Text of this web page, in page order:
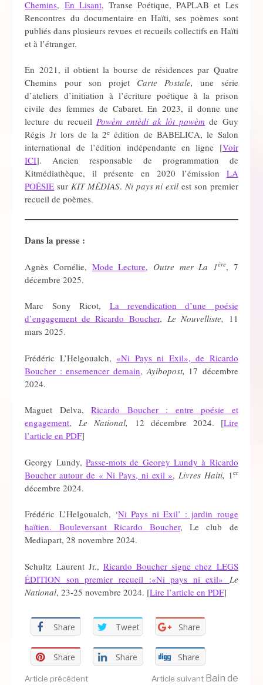
Chemins, En Lisant, Transe Poétique, PAPLAB et Les
Rencontres du documentaire en Haïti, ses poèmes sont
publiés dans plusieurs revues et recueils collectifs en Haïti
et à l’étranger.
En 2021, il obtient la bourse de résidences par Quatre
Chemins pour son projet Carte Postale,
une série
d’ateliers d’initiation à l’écriture poétique à la prison
civile des femmes de Cabaret. En 2023, il donne une
lecture du recueil Powèm entèdi ak lòt powèm de Guy
Régis Jr lors de la 2e édition de BABELICA, le Salon
international de l’édition indépendante en ligne [Voir
ICI]. Ancien responsable de programmation de
Kitmédiathèque, il présente en 2020 l’émission LA
POÉSIE surKIT MÉDIAS. Ni pays ni exil est son premier
recueil de poèmes.
Dans la presse :
Agnès Cornélie, Mode Lecture, Outre mer La 1ère, 7
décembre 2025.
Marc Sony Ricot, La revendication d’une poésie
d’engagement de Ricardo Boucher, Le Nouvelliste,
11
mars 2025.
Frédéric L’Helgoualch, «Ni Pays ni Exil», de Ricardo
Boucher : ensemencer demain, Ayibopost, 17 décembre
2024.
Maguet Delva,Ricardo Boucher : entre poésie et
engagement,Le National, 12 décembre 2024. [Lire
l’article en PDF]
Georgy Lundy,Passe-mots de Georgy Lundy à Ricardo
Boucher autour de « Ni Pays, ni exil », Livres Haiti, 1 er
décembre 2024.
Frédéric L’Helgoualch, ‘Ni Pays ni Exil’ : jardin rouge
haïtien. Bouleversant Ricardo Boucher, Le club de
Mediapart, 28 novembre 2024.
Schultz Laurent Jr., Ricardo Boucher signe chez LEGS
ÉDITION son premier recueil :«Ni pays ni exil» Le
National, 23-25 novembre 2024. [Lire l’article en PDF]
Share Tweet Share
Share Share Share
Article précédent Article suivantBain de